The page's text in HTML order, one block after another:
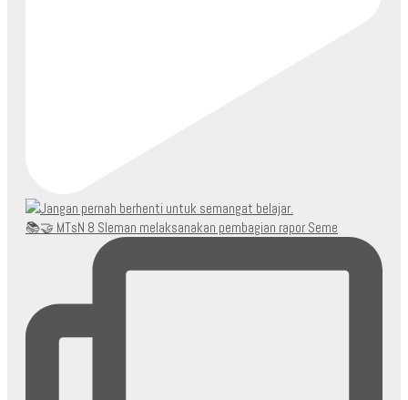
📚🤝 MTsN 8 Sleman melaksanakan pembagian rapor Seme